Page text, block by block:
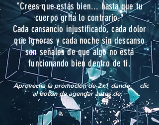
"Crees que estás bien... hasta que tu
cuerpo grita lo contrario."
Cada cansancio injustificado, cada dolor
que ignoras y cada noche sin descanso
son señales de que algo no está
funcionando bien dentro de ti.
Aprovecha la promoción de 2x1 dando clic
al botón de agendar antes de: